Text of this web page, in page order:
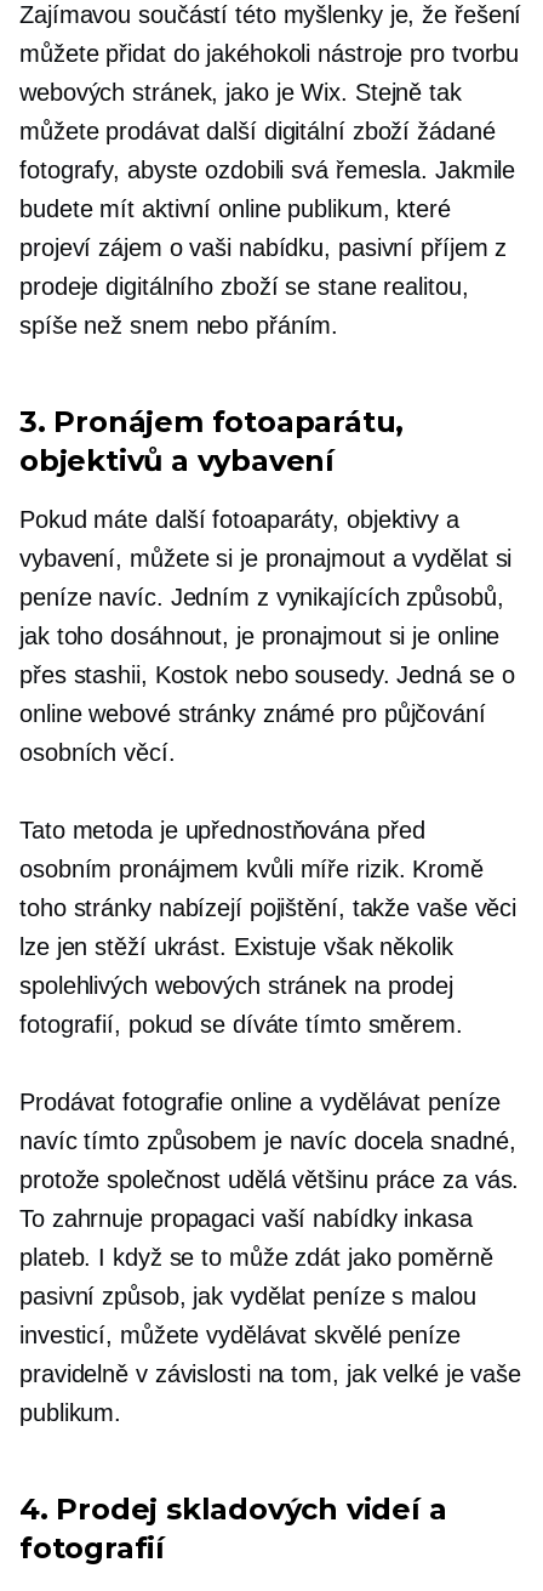
Zajímavou součástí této myšlenky je, že řešení
můžete přidat do jakéhokoli nástroje pro tvorbu
webových stránek, jako je Wix. Stejně tak
můžete prodávat další digitální zboží žádané
fotografy, abyste ozdobili svá řemesla. Jakmile
budete mít aktivní online publikum, které
projeví zájem o vaši nabídku, pasivní příjem z
prodeje digitálního zboží se stane realitou,
spíše než snem nebo přáním.
3. Pronájem fotoaparátu,
objektivů a vybavení
Pokud máte další fotoaparáty, objektivy a
vybavení, můžete si je pronajmout a vydělat si
peníze navíc. Jedním z vynikajících způsobů,
jak toho dosáhnout, je pronajmout si je online
přes stashii, Kostok nebo sousedy. Jedná se o
online webové stránky známé pro půjčování
osobních věcí.
Tato metoda je upřednostňována před
osobním pronájmem kvůli míře rizik. Kromě
toho stránky nabízejí pojištění, takže vaše věci
lze jen stěží ukrást. Existuje však několik
spolehlivých webových stránek na prodej
fotografií, pokud se díváte tímto směrem.
Prodávat fotografie online a vydělávat peníze
navíc tímto způsobem je navíc docela snadné,
protože společnost udělá většinu práce za vás.
To zahrnuje propagaci vaší nabídky inkasa
plateb. I když se to může zdát jako poměrně
pasivní způsob, jak vydělat peníze s malou
investicí, můžete vydělávat skvělé peníze
pravidelně v závislosti na tom, jak velké je vaše
publikum.
4. Prodej skladových videí a
fotografií